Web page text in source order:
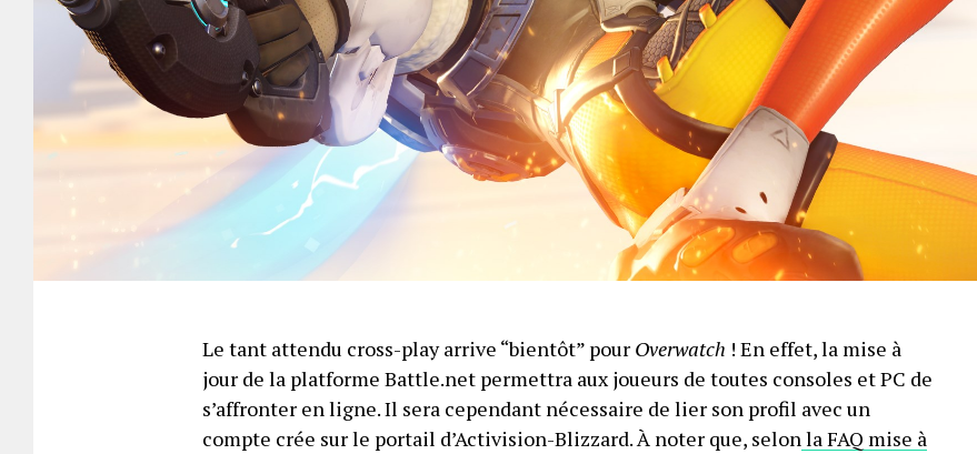
Le tant attendu cross-play arrive “bientôt” pour Overwatch ! En effet, la mise à
jour de la platforme Battle.net permettra aux joueurs de toutes consoles et PC de
s’affronter en ligne. Il sera cependant nécessaire de lier son profil avec un
compte crée sur le portail d’Activision-Blizzard. À noter que, selonla FAQ mise à